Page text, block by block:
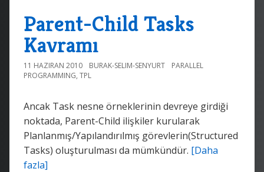
Parent-Child Tasks
Kavramı
11 HAZIRAN 2010 BURAK-SELIM-SENYURT
PARALLEL
PROGRAMMING, TPL
Ancak Task nesne örneklerinin devreye girdiği
noktada, Parent-Child ilişkiler kurularak
Planlanmış/Yapılandırılmış görevlerin(Structured
Tasks) oluşturulması da mümkündür. [Daha
fazla]